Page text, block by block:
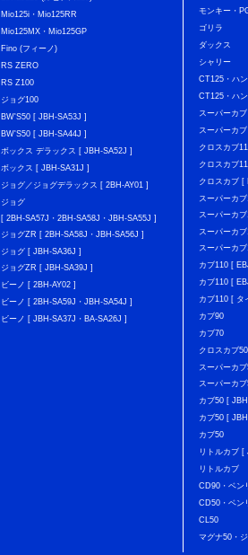
Mio125i・Mio125RR
Mio125MX・Mio125GP
Fino (フィーノ)
RS ZERO
RS Z100
ジョグ100
BW'S50 [ JBH-SA53J ]
BW'S50 [ JBH-SA44J ]
ボックス デラックス [ JBH-SA52J ]
ボックス [ JBH-SA31J ]
ジョグ／ジョグデラックス [ 2BH-AY01 ]
ジョグ
[ 2BH-SA57J・2BH-SA58J・JBH-SA55J ]
ジョグZR [ 2BH-SA58J・JBH-SA56J ]
ジョグ [ JBH-SA36J ]
ジョグZR [ JBH-SA39J ]
ビーノ [ 2BH-AY02 ]
ビーノ [ 2BH-SA59J・JBH-SA54J ]
ビーノ [ JBH-SA37J・BA-SA26J ]
モンキー・
ゴリラ
ダックス
シャリー
CT125・ハ
CT125・ハ
スーパーカ
スーパーカ
クロスカブ
クロスカブ
クロスカブ [
スーパーカ
スーパーカ
スーパーカ
スーパーカ
カブ110 [
カブ110 [
カブ110 [ タ
カブ90
カブ70
クロスカブ
スーパーカ
スーパーカ
カブ50 [
カブ50 [
カブ50
リトルカブ
リトルカブ
CD90・ベン
CD50・ベン
CL50
マグナ50・